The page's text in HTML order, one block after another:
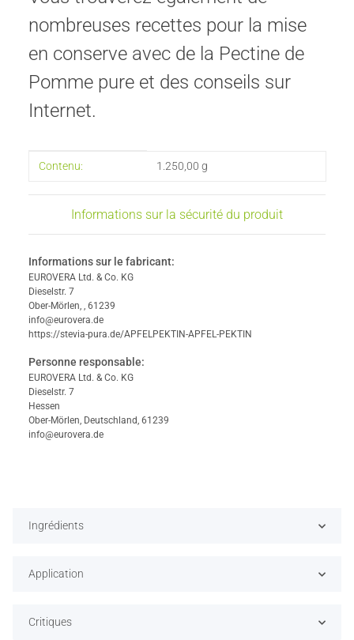
nombreuses recettes pour la mise
en conserve avec de la Pectine de
Pomme pure et des conseils sur
Internet.
#productDetails.itemInformation#
#productDetails.itemValue#
Contenu: 1.250,00 g
Informations sur la sécurité du produit
Informations sur le fabricant:
EUROVERA Ltd. & Co. KG
Dieselstr. 7
Ober-Mörlen, , 61239
info@eurovera.de
https://stevia-pura.de/APFELPEKTIN-APFEL-PEKTIN
Personne responsable:
EUROVERA Ltd. & Co. KG
Dieselstr. 7
Hessen
Ober-Mörlen, Deutschland, 61239
info@eurovera.de
Ingrédients
Application
Critiques